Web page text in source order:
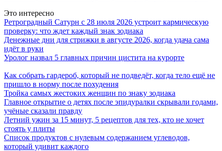
Это интересно
Ретроградный Сатурн с 28 июля 2026 устроит кармическую
проверку: что ждет каждый знак зодиака
Денежные дни для стрижки в августе 2026, когда удача сама
идёт в руки
Уролог назвал 5 главных причин цистита на курорте
Как собрать гардероб, который не подведёт, когда тело ещё не
пришло в норму после похудения
Тройка самых жестоких женщин по знаку зодиака
Главное открытие о детях после эпидуралки скрывали годами,
учёные сказали правду
Летний ужин за 15 минут, 5 рецептов для тех, кто не хочет
стоять у плиты
Список продуктов с нулевым содержанием углеводов,
который удивит каждого